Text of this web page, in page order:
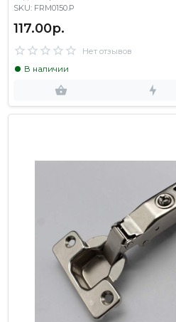
SKU: FRM0150.P
117.00р.
Нет отзывов
В наличии